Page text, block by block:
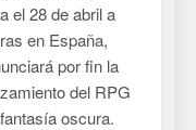
el 28 de abril a
en España,
por fin la
del RPG
oscura.